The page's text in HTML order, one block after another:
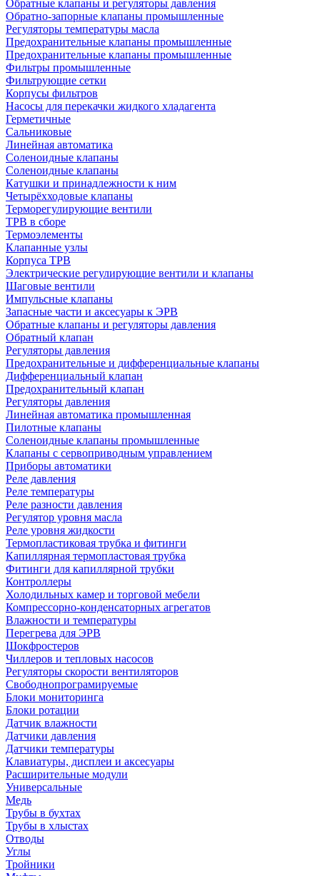
Обратные клапаны и регуляторы давления
Обратно-запорные клапаны промышленные
Регуляторы температуры масла
Предохранительные клапаны промышленные
Предохранительные клапаны промышленные
Фильтры промышленные
Фильтрующие сетки
Корпусы фильтров
Насосы для перекачки жидкого хладагента
Герметичные
Сальниковые
Линейная автоматика
Соленоидные клапаны
Соленоидные клапаны
Катушки и принадлежности к ним
Четырёхходовые клапаны
Терморегулирующие вентили
ТРВ в сборе
Термоэлементы
Клапанные узлы
Корпуса ТРВ
Электрические регулирующие вентили и клапаны
Шаговые вентили
Импульсные клапаны
Запасные части и аксесуары к ЭРВ
Обратные клапаны и регуляторы давления
Обратный клапан
Регуляторы давления
Предохранительные и дифференциальные клапаны
Дифференциальный клапан
Предохранительный клапан
Регуляторы давления
Линейная автоматика промышленная
Пилотные клапаны
Соленоидные клапаны промышленные
Клапаны с сервоприводным управлением
Приборы автоматики
Реле давления
Реле температуры
Реле разности давления
Регулятор уровня масла
Реле уровня жидкости
Термопластиковая трубка и фитинги
Капиллярная термопластовая трубка
Фитинги для капиллярной трубки
Контроллеры
Холодильных камер и торговой мебели
Компрессорно-конденсаторных агрегатов
Влажности и температуры
Перегрева для ЭРВ
Шокфростеров
Чиллеров и тепловых насосов
Регуляторы скорости вентиляторов
Свободнопрограмируемые
Блоки мониторинга
Блоки ротации
Датчик влажности
Датчики давления
Датчики температуры
Клавиатуры, дисплеи и аксесуары
Расширительные модули
Универсальные
Медь
Трубы в бухтах
Трубы в хлыстах
Отводы
Углы
Тройники